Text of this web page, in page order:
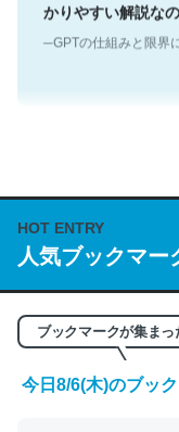
─GPTの仕組みと限界
説してる記事が少
https://
/064121
─GPTの仕組みと限界
HOT ENTRY
人気ブックマー
ブックマークが集まっ
今日8/6(木)のブッ